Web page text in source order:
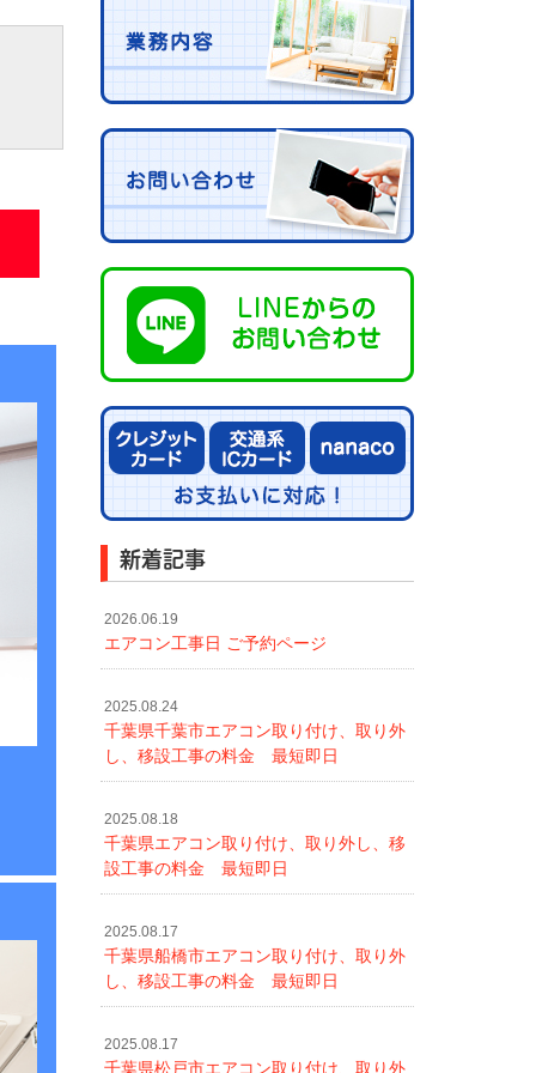
新着記事
2026.06.19
エアコン工事日 ご予約ページ
2025.08.24
千葉県千葉市エアコン取り付け、取り外
し、移設工事の料金 最短即日
2025.08.18
千葉県エアコン取り付け、取り外し、移
設工事の料金 最短即日
2025.08.17
千葉県船橋市エアコン取り付け、取り外
し、移設工事の料金 最短即日
2025.08.17
千葉県松戸市エアコン取り付け、取り外